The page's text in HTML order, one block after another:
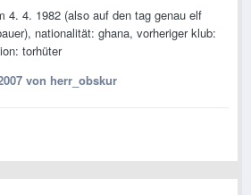
4. 4. 1982 (also auf den tag genau elf
nationalität: ghana, vorheriger klub:
torhüter
von herr_obskur